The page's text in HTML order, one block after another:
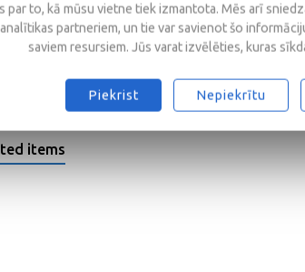
items
par to, kā mūsu vietne tiek izmantota. Mēs arī
partneriem, un tie var savienot šo
saviem resursiem. Jūs varat izvēlēties, kuras
Piekrist Nepiekrītu